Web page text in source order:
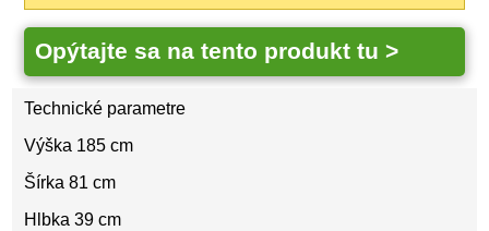
Opýtajte sa na tento produkt tu >
Technické parametre
Výška 185 cm
Šírka 81 cm
Hlbka 39 cm